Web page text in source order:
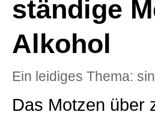
ständige
Alkohol
Ein leidiges Thema:
Das Motzen über